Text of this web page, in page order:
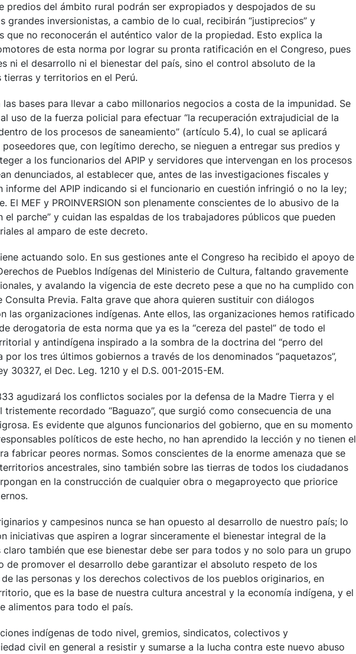
predios del ámbito rural podrán ser expropiados y despojados de su
grandes inversionistas, a cambio de lo cual, recibirán “justiprecios” y
que no reconocerán el auténtico valor de la propiedad. Esto explica la
de esta norma por lograr su pronta ratificación en el Congreso, pues
ni el desarrollo ni el bienestar del país, sino el control absoluto de la
y territorios en el Perú.
bases para llevar a cabo millonarios negocios a costa de la impunidad. Se
uso de la fuerza policial para efectuar “la recuperación extrajudicial de la
de los procesos de saneamiento” (artículo 5.4), lo cual se aplicará
que, con legítimo derecho, se nieguen a entregar sus predios y
a los funcionarios del APIP y servidores que intervengan en los procesos
denunciados, al establecer que, antes de las investigaciones fiscales y
informe del APIP indicando si el funcionario en cuestión infringió o no la ley;
El MEF y PROINVERSION son plenamente conscientes de lo abusivo de la
el parche” y cuidan las espaldas de los trabajadores públicos que pueden
al amparo de este decreto.
actuando solo. En sus gestiones ante el Congreso ha recibido el apoyo de
de Pueblos Indígenas del Ministerio de Cultura, faltando gravemente
y avalando la vigencia de este decreto pese a que no ha cumplido con
Previa. Falta grave que ahora quieren sustituir con diálogos
las organizaciones indígenas. Ante ellos, las organizaciones hemos ratificado
derogatoria de esta norma que ya es la “cereza del pastel” de todo el
y antindígena inspirado a la sombra de la doctrina del “perro del
por los tres últimos gobiernos a través de los denominados “paquetazos”,
30327, el Dec. Leg. 1210 y el D.S. 001-2015-EM.
agudizará los conflictos sociales por la defensa de la Madre Tierra y el
recordado “Baguazo”, que surgió como consecuencia de una
Es evidente que algunos funcionarios del gobierno, que en su momento
políticos de este hecho, no han aprendido la lección y no tienen el
fabricar peores normas. Somos conscientes de la enorme amenaza que se
ancestrales, sino también sobre las tierras de todos los ciudadanos
en la construcción de cualquier obra o megaproyecto que priorice
y campesinos nunca se han opuesto al desarrollo de nuestro país; lo
iniciativas que aspiren a lograr sinceramente el bienestar integral de la
también que ese bienestar debe ser para todos y no solo para un grupo
de promover el desarrollo debe garantizar el absoluto respeto de los
las personas y los derechos colectivos de los pueblos originarios, en
que es la base de nuestra cultura ancestral y la economía indígena, y el
alimentos para todo el país.
indígenas de todo nivel, gremios, sindicatos, colectivos y
civil en general a resistir y sumarse a la lucha contra este nuevo abuso